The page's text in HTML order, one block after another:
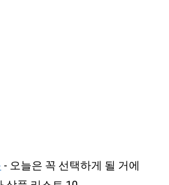
- 오늘은 꼭 선택하게 될 거에